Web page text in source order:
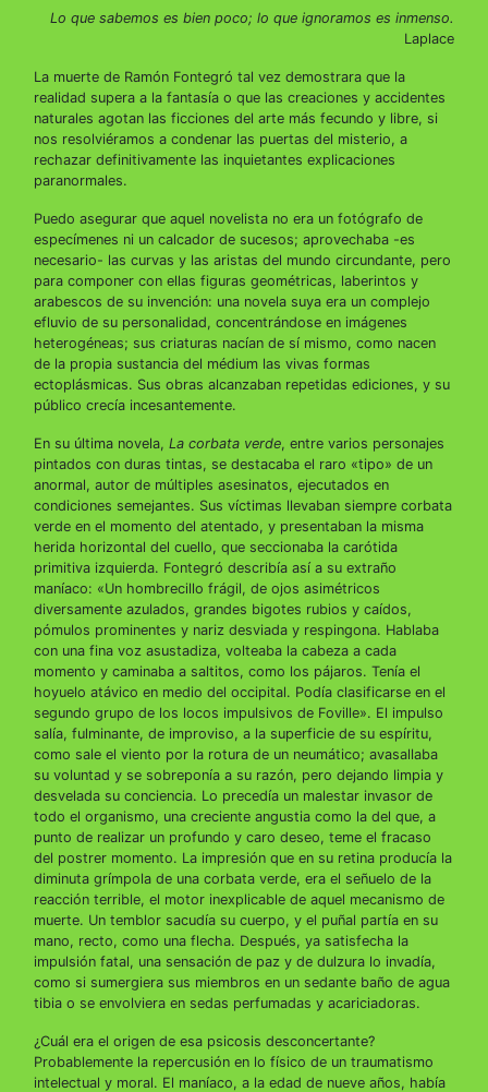
Lo que sabemos es bien poco; lo que ignoramos es inmenso.
Laplace
La muerte de Ramón Fontegró tal vez demostrara que la
realidad supera a la fantasía o que las creaciones y accidentes
naturales agotan las ficciones del arte más fecundo y libre, si
nos resolviéramos a condenar las puertas del misterio, a
rechazar definitivamente las inquietantes explicaciones
paranormales.
Puedo asegurar que aquel novelista no era un fotógrafo de
especímenes ni un calcador de sucesos; aprovechaba -es
necesario- las curvas y las aristas del mundo circundante, pero
para componer con ellas figuras geométricas, laberintos y
arabescos de su invención: una novela suya era un complejo
efluvio de su personalidad, concentrándose en imágenes
heterogéneas; sus criaturas nacían de sí mismo, como nacen
de la propia sustancia del médium las vivas formas
ectoplásmicas. Sus obras alcanzaban repetidas ediciones, y su
público crecía incesantemente.
En su última novela, La corbata verde, entre varios personajes
pintados con duras tintas, se destacaba el raro «tipo» de un
anormal, autor de múltiples asesinatos, ejecutados en
condiciones semejantes. Sus víctimas llevaban siempre corbata
verde en el momento del atentado, y presentaban la misma
herida horizontal del cuello, que seccionaba la carótida
primitiva izquierda. Fontegró describía así a su extraño
maníaco: «Un hombrecillo frágil, de ojos asimétricos
diversamente azulados, grandes bigotes rubios y caídos,
pómulos prominentes y nariz desviada y respingona. Hablaba
con una fina voz asustadiza, volteaba la cabeza a cada
momento y caminaba a saltitos, como los pájaros. Tenía el
hoyuelo atávico en medio del occipital. Podía clasificarse en el
segundo grupo de los locos impulsivos de Foville». El impulso
salía, fulminante, de improviso, a la superficie de su espíritu,
como sale el viento por la rotura de un neumático; avasallaba
su voluntad y se sobreponía a su razón, pero dejando limpia y
desvelada su conciencia. Lo precedía un malestar invasor de
todo el organismo, una creciente angustia como la del que, a
punto de realizar un profundo y caro deseo, teme el fracaso
del postrer momento. La impresión que en su retina producía la
diminuta grímpola de una corbata verde, era el señuelo de la
reacción terrible, el motor inexplicable de aquel mecanismo de
muerte. Un temblor sacudía su cuerpo, y el puñal partía en su
mano, recto, como una flecha. Después, ya satisfecha la
impulsión fatal, una sensación de paz y de dulzura lo invadía,
como si sumergiera sus miembros en un sedante baño de agua
tibia o se envolviera en sedas perfumadas y acariciadoras.
¿Cuál era el origen de esa psicosis desconcertante?
Probablemente la repercusión en lo físico de un traumatismo
intelectual y moral. El maníaco, a la edad de nueve años, había